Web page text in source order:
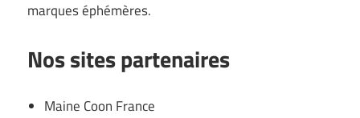
marques éphémères.
Nos sites partenaires
Maine Coon France